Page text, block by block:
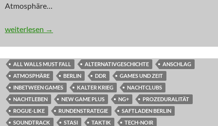
Atmosphäre…
INNOVATION: Vorwärts immer, rückwärts immer!
weiterlesen →
ALL WALLS MUST FALL ALTERNATIVGESCHICHTE
ANSCHLAG
ATMOSPHÄRE
BERLIN DDR
GAMES UND ZEIT
INBETWEEN GAMES
KALTER KRIEG
NACHTCLUBS
NACHTLEBEN
NEW GAME PLUS NG+
PROZEDURALITÄT
ROGUE-LIKE
RUNDENSTRATEGIE
SAFTLADEN BERLIN
SOUNDTRACK
STASI TAKTIK
TECH-NOIR